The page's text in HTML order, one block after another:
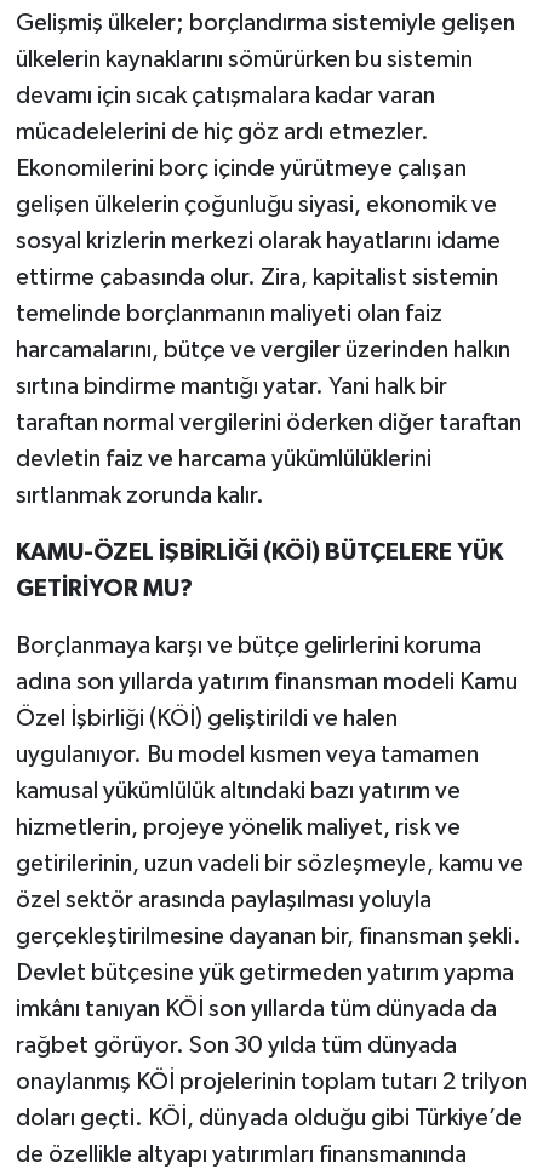
Gelişmiş ülkeler; borçlandırma sistemiyle gelişen
ülkelerin kaynaklarını sömürürken bu sistemin
devamı için sıcak çatışmalara kadar varan
mücadelelerini de hiç göz ardı etmezler.
Ekonomilerini borç içinde yürütmeye çalışan
gelişen ülkelerin çoğunluğu siyasi, ekonomik ve
sosyal krizlerin merkezi olarak hayatlarını idame
ettirme çabasında olur. Zira, kapitalist sistemin
temelinde borçlanmanın maliyeti olan faiz
harcamalarını, bütçe ve vergiler üzerinden halkın
sırtına bindirme mantığı yatar. Yani halk bir
taraftan normal vergilerini öderken diğer taraftan
devletin faiz ve harcama yükümlülüklerini
sırtlanmak zorunda kalır.
KAMU-ÖZEL İŞBİRLİĞİ (KÖİ) BÜTÇELERE YÜK
GETİRİYOR MU?
Borçlanmaya karşı ve bütçe gelirlerini koruma
adına son yıllarda yatırım finansman modeli Kamu
Özel İşbirliği (KÖİ) geliştirildi ve halen
uygulanıyor. Bu model kısmen veya tamamen
kamusal yükümlülük altındaki bazı yatırım ve
hizmetlerin, projeye yönelik maliyet, risk ve
getirilerinin, uzun vadeli bir sözleşmeyle, kamu ve
özel sektör arasında paylaşılması yoluyla
gerçekleştirilmesine dayanan bir, finansman şekli.
Devlet bütçesine yük getirmeden yatırım yapma
imkânı tanıyan KÖİ son yıllarda tüm dünyada da
rağbet görüyor. Son 30 yılda tüm dünyada
onaylanmış KÖİ projelerinin toplam tutarı 2 trilyon
doları geçti. KÖİ, dünyada olduğu gibi Türkiye’de
de özellikle altyapı yatırımları finansmanında